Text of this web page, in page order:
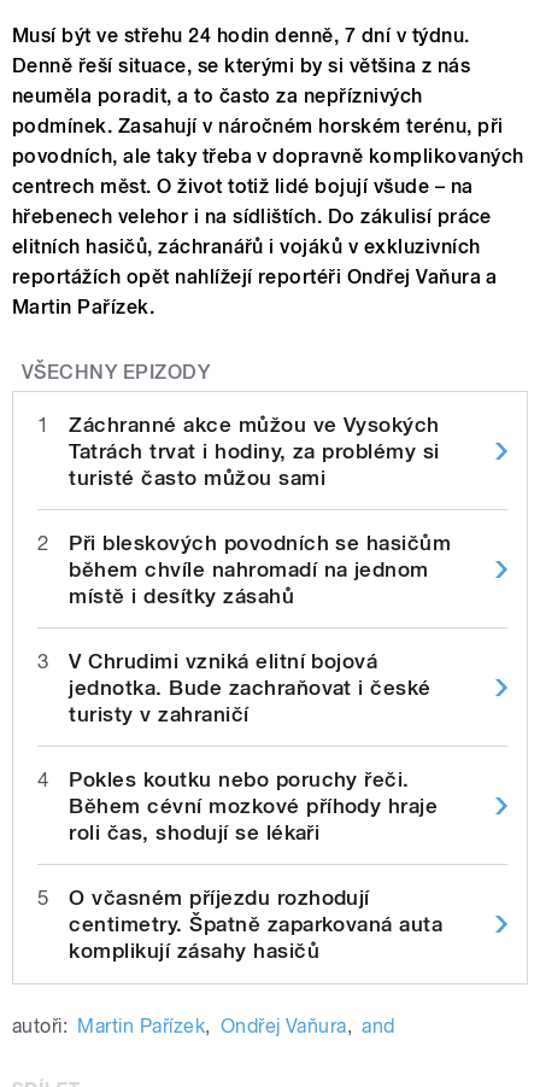
Musí být ve střehu 24 hodin denně, 7 dní v týdnu.
Denně řeší situace, se kterými by si většina z nás
neuměla poradit, a to často za nepříznivých
podmínek. Zasahují v náročném horském terénu, při
povodních, ale taky třeba v dopravně komplikovaných
centrech měst. O život totiž lidé bojují všude – na
hřebenech velehor i na sídlištích. Do zákulisí práce
elitních hasičů, záchranářů i vojáků v exkluzivních
reportážích opět nahlížejí reportéři Ondřej Vaňura a
Martin Pařízek.
VŠECHNY EPIZODY
1
Záchranné akce můžou ve Vysokých
Tatrách trvat i hodiny, za problémy si
turisté často můžou sami
2
Při bleskových povodních se hasičům
během chvíle nahromadí na jednom
místě i desítky zásahů
3
V Chrudimi vzniká elitní bojová
jednotka. Bude zachraňovat i české
turisty v zahraničí
4
Pokles koutku nebo poruchy řeči.
Během cévní mozkové příhody hraje
roli čas, shodují se lékaři
5
O včasném příjezdu rozhodují
centimetry. Špatně zaparkovaná auta
komplikují zásahy hasičů
autoři: Martin Pařízek, Ondřej Vaňura, and